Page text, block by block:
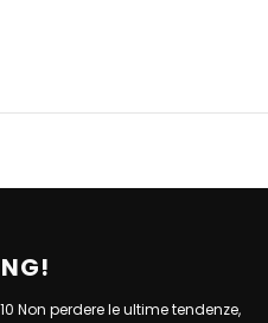
Non perdere le ultime tendenze,